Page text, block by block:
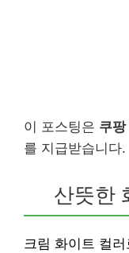
이 포스팅은 쿠
를 지급받습니다.
산뜻한
크림 화이트 컬